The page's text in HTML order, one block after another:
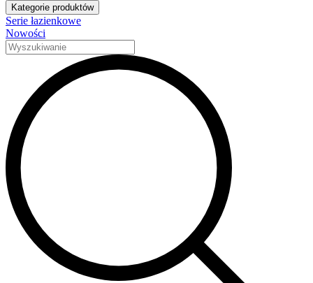
Kategorie produktów
Serie łazienkowe
Nowości